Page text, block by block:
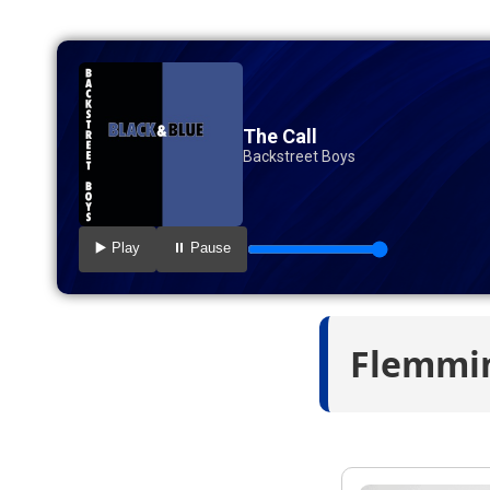
The Call
Backstreet Boys
▶️ Play ⏸️ Pause